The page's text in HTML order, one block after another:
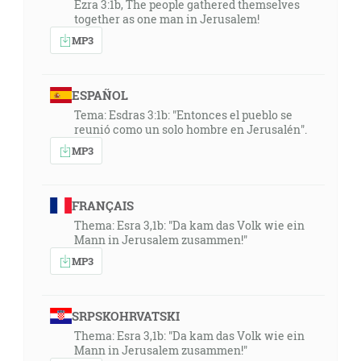
márneho svojho obcovania, podaného otcami, ale
drahocennou krvou ako bezvadného a
nepoškvrneného baránka, Krista …"
07:00
"Izaiáš 43:4", "Preto, že si drahý v mojich očiach, si aj
učinený slávny, a ja ťa milujem, a dám ľudí za teba a
národy za tvoju dušu."
08:25
"2. Korinťanom 3:18", "No, my všetci odostretou tvárou
vzhliadajúc sa v sláve Pánovej sťa v zrkadle meníme
sa na ten istý obraz, od slávy v slávu, ako od Ducha
Pánovho."
08:36
"Izaiáš 46:10", "… ktorý oznamujem od počiatku to, čo
bude na koniec, a od pradávna veci, ktoré sa ešte
Ezra 3:1b, The people gathered themselves
together as one man in Jerusalem!
MP3
ESPAÑOL
Tema: Esdras 3:1b: "Entonces el pueblo se
reunió como un solo hombre en Jerusalén".
MP3
FRANÇAIS
Thema: Esra 3,1b: "Da kam das Volk wie ein
Mann in Jerusalem zusammen!"
MP3
SRPSKOHRVATSKI
Thema: Esra 3,1b: "Da kam das Volk wie ein
Mann in Jerusalem zusammen!"